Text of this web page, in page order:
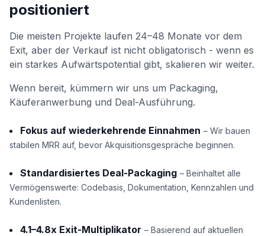
positioniert
Die meisten Projekte laufen 24–48 Monate vor dem
Exit, aber der Verkauf ist nicht obligatorisch - wenn es
ein starkes Aufwärtspotential gibt, skalieren wir weiter.
Wenn bereit, kümmern wir uns um Packaging,
Käuferanwerbung und Deal-Ausführung.
Fokus auf wiederkehrende Einnahmen – Wir bauen
stabilen MRR auf, bevor Akquisitionsgespräche beginnen.
Standardisiertes Deal-Packaging – Beinhaltet alle
Vermögenswerte: Codebasis, Dokumentation, Kennzahlen und
Kundenlisten.
4.1–4.8x Exit-Multiplikator – Basierend auf aktuellen